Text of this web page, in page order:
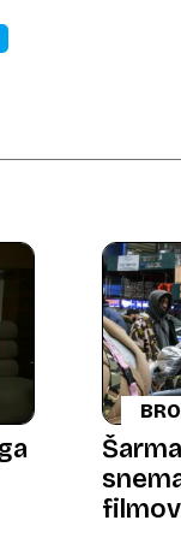
filmov